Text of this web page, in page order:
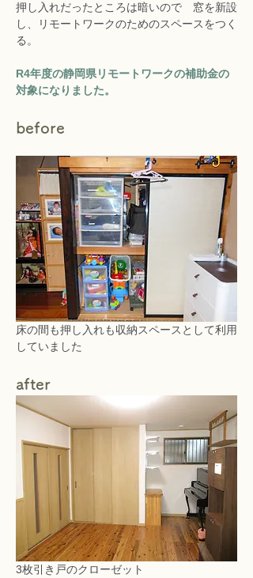
押し入れだったところは暗いので　窓を新設
し、リモートワークのためのスペースをつく
る。
R4年度の静岡県リモートワークの補助金の
対象になりました。
before
床の間も押し入れも収納スペースとして利用
していました
after
3枚引き戸のクローゼット